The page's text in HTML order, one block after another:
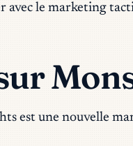
avec le marketing
est une nouvelle